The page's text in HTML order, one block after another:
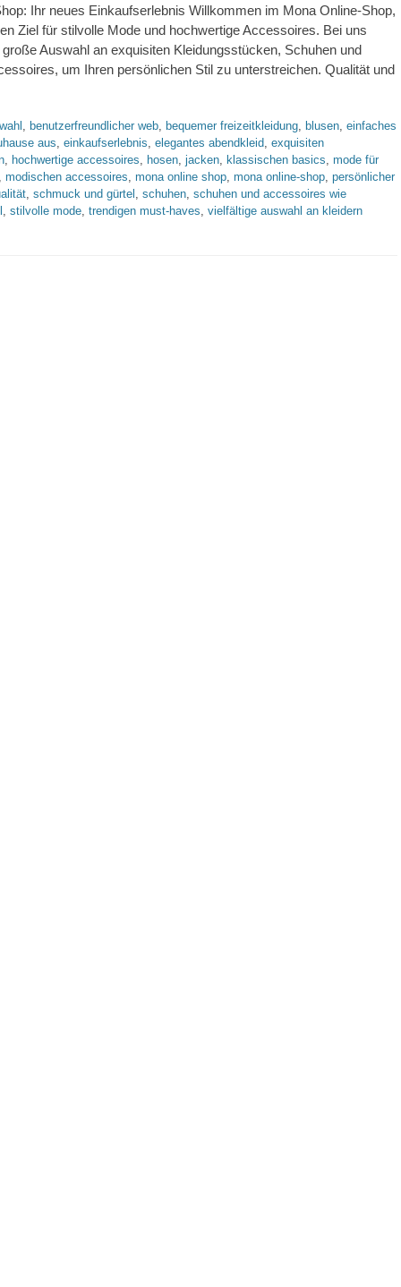
Ihr neues Einkaufserlebnis Willkommen im Mona Online-Shop,
Ziel für stilvolle Mode und hochwertige Accessoires. Bei uns
Auswahl an exquisiten Kleidungsstücken, Schuhen und
um Ihren persönlichen Stil zu unterstreichen. Qualität und
, benutzerfreundlicher web, bequemer freizeitkleidung, blusen, einfaches
aus, einkaufserlebnis, elegantes abendkleid, exquisiten
, hochwertige accessoires, hosen, jacken, klassischen basics, mode für
modischen accessoires, mona online shop, mona online-shop, persönlicher
, schmuck und gürtel , schuhen, schuhen und accessoires wie
, stilvolle mode, trendigen must-haves, vielfältige auswahl an kleidern